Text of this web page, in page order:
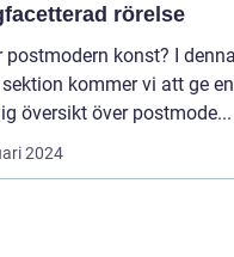
rörelse
konst? I denna
kommer vi att ge en
översikt över postmode...
2024